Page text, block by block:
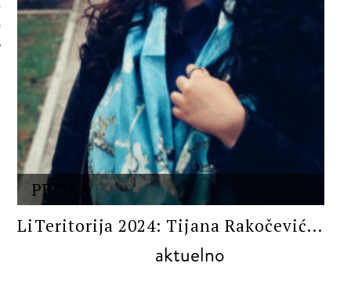
PROZA
LiTeritorija 2024: Tijana Rakočević...
aktuelno